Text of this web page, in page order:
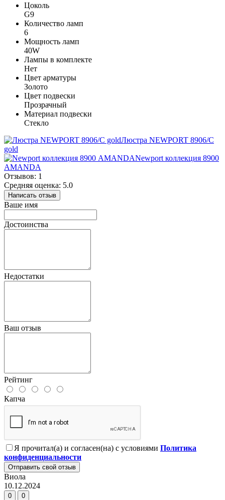
Цоколь
G9
Количество ламп
6
Мощность ламп
40W
Лампы в комплекте
Нет
Цвет арматуры
Золото
Цвет подвески
Прозрачный
Материал подвески
Стекло
Люстра NEWPORT 8906/C
gold
Newport коллекция 8900
AMANDA
Отзывов: 1
Средняя оценка: 5.0
Написать отзыв
Ваше имя
Достоинства
Недостатки
Ваш отзыв
Рейтинг
Капча
Я прочитал(а) и согласен(на) с условиями Политика
конфиденциальности
Отправить свой отзыв
Виола
10.12.2024
0 0